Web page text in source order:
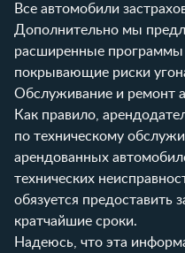
Все автомобили
Дополнительно мы
расширенные программы
покрывающие риски
Обслуживание и ремонт
Как правило,
по техническому
арендованных
технических
обязуется предоставить
кратчайшие сроки.
Надеюсь, что эта